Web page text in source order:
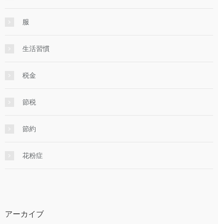
服
生活習慣
税金
節税
節約
花粉症
アーカイブ